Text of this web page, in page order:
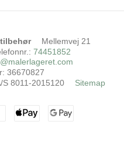
Mellemvej 21
: 74451852
: 36670827
S 8011-2015120 Sitemap